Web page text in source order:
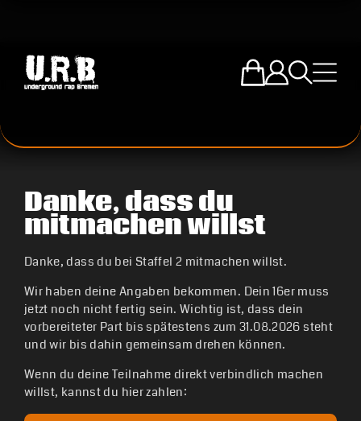
Zum U.R.B-
Einloggen
SucheMenü
Danke, dass du
mitmachen willst
Danke, dass du bei Staffel 2 mitmachen willst.
Wir haben deine Angaben bekommen. Dein 16er muss
jetzt noch nicht fertig sein. Wichtig ist, dass dein
vorbereiteter Part bis spätestens zum 31.08.2026 steht
und wir bis dahin gemeinsam drehen können.
Wenn du deine Teilnahme direkt verbindlich machen
willst, kannst du hier zahlen: